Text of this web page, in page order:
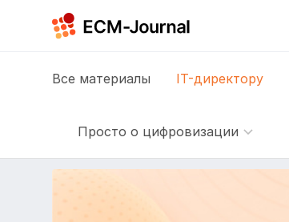
Все материалы IT-директору
Просто о цифровизации